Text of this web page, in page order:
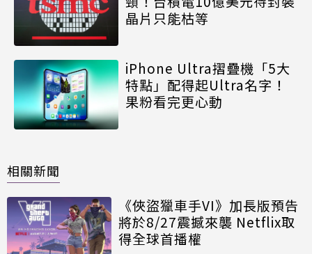
晶片只能枯等
iPhone Ultra摺疊機「5大
特點」配得起Ultra名字！
果粉看完更心動
相關新聞
《俠盜獵車手VI》加長版預告
將於8/27震撼來襲 Netflix取
得全球首播權